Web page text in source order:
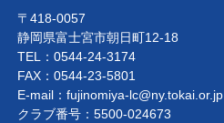
〒418-0057
静岡県富士宮市朝日町12-18
TEL：0544-24-3174
FAX：0544-23-5801
E-mail：fujinomiya-lc@ny.tokai.or.jp
クラブ番号：5500-024673